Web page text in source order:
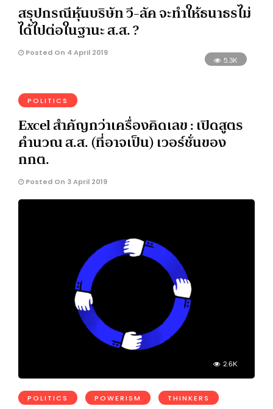
สรุปกรณีหุ้นบริษัท วี-ลัค จะทำให้ธนาธรไม่
ได้ไปต่อในฐานะ ส.ส. ?
Posted On 4 April 2019
5.3K
POLITICS
Excel สำคัญกว่าเครื่องคิดเลข : เปิดสูตร
คำนวณ ส.ส. (ที่อาจเป็น) เวอร์ชั่นของ
กกต.
Posted On 3 April 2019
2.6K
POLITICS POWERISM THINKERS